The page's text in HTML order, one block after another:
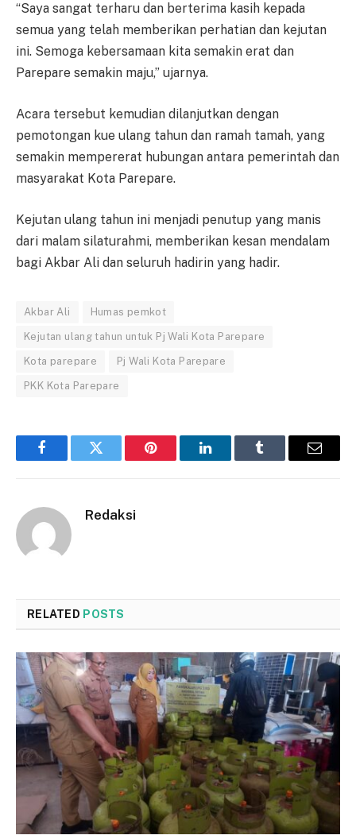
“Saya sangat terharu dan berterima kasih kepada
semua yang telah memberikan perhatian dan kejutan
ini. Semoga kebersamaan kita semakin erat dan
Parepare semakin maju,” ujarnya.
Acara tersebut kemudian dilanjutkan dengan
pemotongan kue ulang tahun dan ramah tamah, yang
semakin mempererat hubungan antara pemerintah dan
masyarakat Kota Parepare.
Kejutan ulang tahun ini menjadi penutup yang manis
dari malam silaturahmi, memberikan kesan mendalam
bagi Akbar Ali dan seluruh hadirin yang hadir.
Akbar Ali Humas pemkot
Kejutan ulang tahun untuk Pj Wali Kota Parepare
Kota parepare Pj Wali Kota Parepare
PKK Kota Parepare
FacebookTwitter Pinterest LinkedInTumblr Email
Redaksi
RELATED POSTS